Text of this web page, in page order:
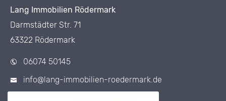
Lang Immobilien Rödermark
Darmstädter Str. 71
63322 Rödermark
06074 50145
info@lang-immobilien-roedermark.de